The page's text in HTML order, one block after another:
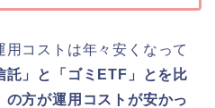
コストは年々安くなって
託」と「ゴミETF」とを比
方が運用コストが安かっ